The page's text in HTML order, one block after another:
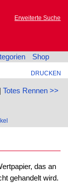
Erweiterte Suche
Shop
DRUCKEN
Totes Rennen >>
das an
gehandelt wird.